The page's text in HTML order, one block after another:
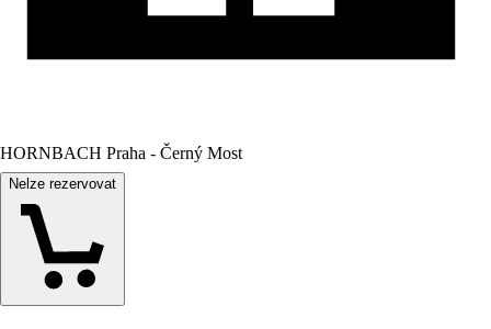
HORNBACH Praha - Černý Most
Nelze rezervovat